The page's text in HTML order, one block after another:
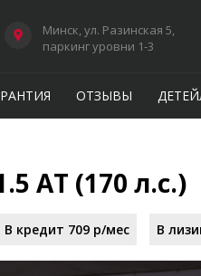
Минск, ул. Разинская 5,
паркинг уровни 1-3
ОТЗЫВЫ
AT (170 л.с.)
В кредит 709 р/мес В